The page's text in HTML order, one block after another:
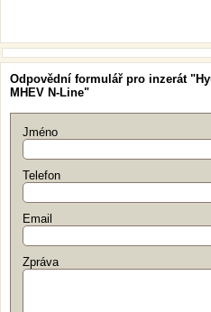
Odpovědní formulář pro inzerát
MHEV N-Line"
Jméno
Telefon
Email
Zpráva